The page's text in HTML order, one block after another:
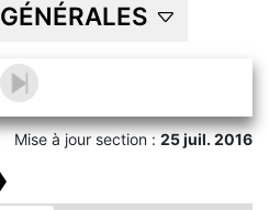
Mise à jour section :25 juil. 2016